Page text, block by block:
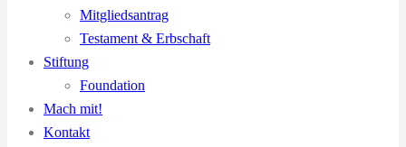
Mitgliedsantrag
Testament & Erbschaft
Stiftung
Foundation
Mach mit!
Kontakt